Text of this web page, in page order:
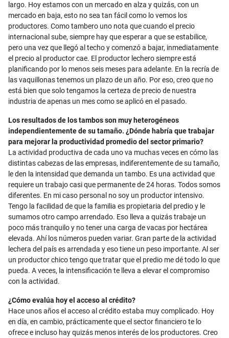
largo. Hoy estamos con un mercado en alza y quizás, con un
mercado en baja, esto no sea tan fácil como lo vemos los
productores. Como tambero uno nota que cuando el precio
internacional sube, siempre hay que esperar a que se estabilice,
pero una vez que llegó al techo y comenzó a bajar, inmediatamente
el precio al productor cae. El productor lechero siempre está
planificando por lo menos seis meses para adelante. En la recría de
las vaquillonas tenemos un plazo de un año. Por eso, creo que no
está bien que solo tengamos la certeza de precio de nuestra
industria de apenas un mes como se aplicó en el pasado.
Los resultados de los tambos son muy heterogéneos
independientemente de su tamaño. ¿Dónde habría que trabajar
para mejorar la productividad promedio del sector primario?
La actividad productiva de cada uno va muchas veces en cómo las
distintas cabezas de las empresas, indiferentemente de su tamaño,
le den la intensidad que demanda un tambo. Es una actividad que
requiere un trabajo casi que permanente de 24 horas. Todos somos
diferentes. En mi caso personal no soy un productor intensivo.
Tengo la facilidad de que la familia es propietaria del predio y le
sumamos otro campo arrendado. Eso lleva a quizás trabaje un
poco más tranquilo y no tener una carga de vacas por hectárea
elevada. Ahí los números pueden variar. Gran parte de la actividad
lechera del país es arrendada y eso tiene un peso importante. Al ser
un productor chico tengo que tratar que el predio me dé todo lo que
pueda. A veces, la intensificación te lleva a elevar el compromiso
con la actividad.
¿Cómo evalúa hoy el acceso al crédito?
Hace unos años el acceso al crédito estaba muy complicado. Hoy
en día, en cambio, prácticamente que el sector financiero te lo
ofrece e incluso hay quizás menos interés de los productores. Creo